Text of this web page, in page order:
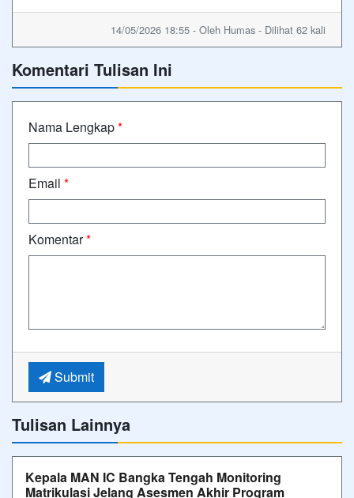
14/05/2026 18:55 - Oleh Humas - Dilihat 62 kali
Komentari Tulisan Ini
Nama Lengkap*
Email *
Komentar*
Submit
Tulisan Lainnya
Kepala MAN IC Bangka Tengah Monitoring
Matrikulasi Jelang Asesmen Akhir Program